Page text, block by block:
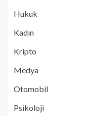
Hukuk
Kadın
Kripto
Medya
Otomobil
Psikoloji